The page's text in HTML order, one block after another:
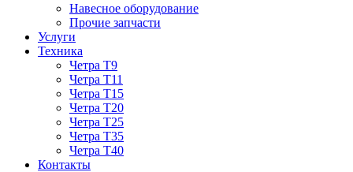
Навесное оборудование
Прочие запчасти
Услуги
Техника
Четра Т9
Четра Т11
Четра Т15
Четра Т20
Четра Т25
Четра Т35
Четра Т40
Контакты